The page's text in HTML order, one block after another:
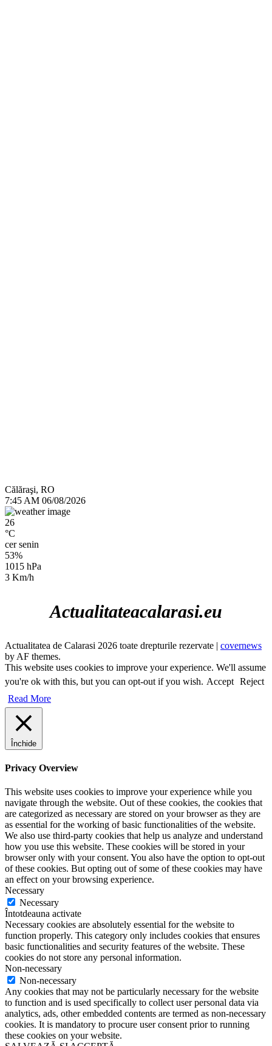
Călăraşi, RO
7:45 AM 06/08/2026
26
°C
cer senin
53%
1015 hPa
3 Km/h
Actualitateacalarasi.eu
Actualitatea de Calarasi 2026 toate drepturile rezervate | covernews
by AF themes.
This website uses cookies to improve your experience. We'll assume
you're ok with this, but you can opt-out if you wish. Accept Reject
Read More
Închide
Privacy Overview
This website uses cookies to improve your experience while you
navigate through the website. Out of these cookies, the cookies that
are categorized as necessary are stored on your browser as they are
as essential for the working of basic functionalities of the website.
We also use third-party cookies that help us analyze and understand
how you use this website. These cookies will be stored in your
browser only with your consent. You also have the option to opt-out
of these cookies. But opting out of some of these cookies may have
an effect on your browsing experience.
Necessary
Necessary
Întotdeauna activate
Necessary cookies are absolutely essential for the website to
function properly. This category only includes cookies that ensures
basic functionalities and security features of the website. These
cookies do not store any personal information.
Non-necessary
Non-necessary
Any cookies that may not be particularly necessary for the website
to function and is used specifically to collect user personal data via
analytics, ads, other embedded contents are termed as non-necessary
cookies. It is mandatory to procure user consent prior to running
these cookies on your website.